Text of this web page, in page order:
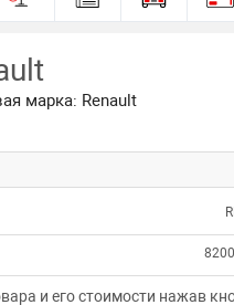
марка: Renault
и его стоимости нажав